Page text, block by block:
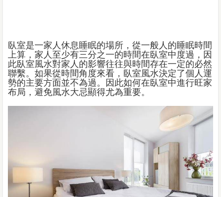
臥室是一家人休息睡眠的場所，從一般人的睡眠時間
上算，家人至少有三分之一的時間在臥室中度過，因
此臥室風水對家人的影響往往與時間存在一定的必然
聯繫。如果從時間角度來看，臥室風水決定了個人運
勢的主要方面並不為過。因此如何在臥室中進行旺家
布局，避免風水大忌顯得尤為重要。